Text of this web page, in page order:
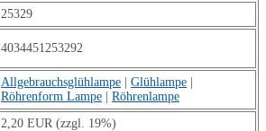
25329
4034451253292
Allgebrauchsglühlampe Glühlampe
Röhrenform Lampe
Röhrenlampe
2,20 EUR (zzgl. 19%)